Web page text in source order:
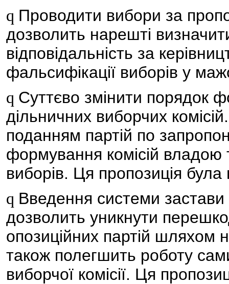
q Проводити вибори за
дозволить нарешті
відповідальність за
фальсифікації виборів у
q Суттєво змінити порядок
дільничних виборчих
поданням партій по
формування комісій владою
виборів. Ця пропозиція
q Введення системи застави
дозволить уникнути
опозиційних партій шляхом
також полегшить роботу
виборчої комісії. Ця